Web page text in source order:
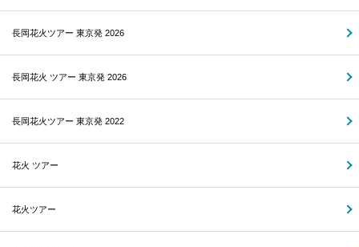
長岡花火ツアー 東京発 2026
長岡花火 ツアー 東京発 2026
長岡花火ツアー 東京発 2022
花火 ツアー
花火ツアー